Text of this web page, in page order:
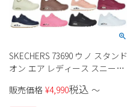
SKECHERS 73690 ウノ スタンド
オン エア レディース スニーカ
販売価格 ¥4,990税込 〜